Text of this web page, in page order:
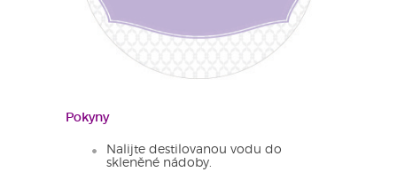
Pokyny
Nalijte destilovanou vodu do
skleněné nádoby.